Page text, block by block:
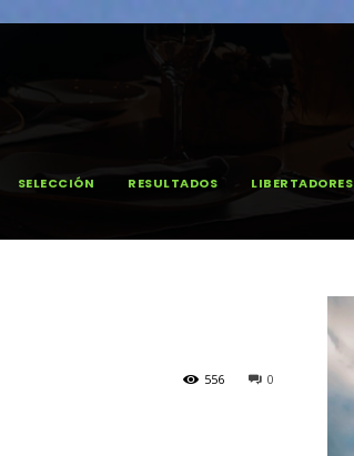
SELECCIÓN RESULTADOS LIBERTADORES
0
556